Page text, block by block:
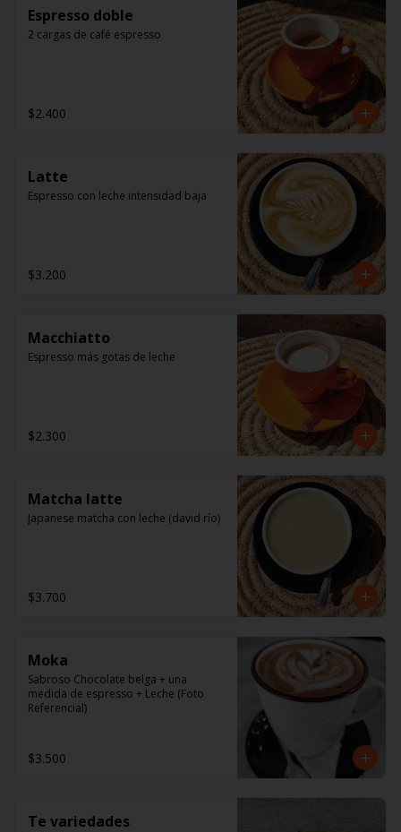
Espresso doble
2 cargas de café espresso
$2.400
Latte
Espresso con leche intensidad baja
$3.200
Macchiatto
Espresso más gotas de leche
$2.300
Matcha latte
Japanese matcha con leche (david río)
$3.700
Moka
Sabroso Chocolate belga + una
medida de espresso + Leche (Foto
Referencial)
$3.500
Te variedades